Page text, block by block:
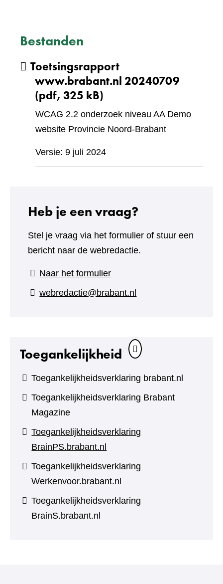
Bestanden
Toetsingsrapport
www.brabant.nl 20240709
(pdf, 325 kB)
WCAG 2.2 onderzoek niveau AA Demo
website Provincie Noord-Brabant
Versie: 9 juli 2024
Heb je een vraag?
Stel je vraag via het formulier of stuur een
bericht naar de webredactie.
Naar het formulier(verwijst
naar
webredactie@brabant.nl
Toegankelijkheid
Toegankelijkheidsverklaring brabant.nl
Toegankelijkheidsverklaring Brabant
Magazine
Toegankelijkheidsverklaring
BrainPS.brabant.nl
Toegankelijkheidsverklaring
Werkenvoor.brabant.nl
Toegankelijkheidsverklaring
BrainS.brabant.nl